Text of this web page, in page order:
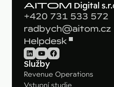
AITOM Digital
+420 731 533 572
radbych@aitom.cz
Helpdesk
LinkedIn
YouTube
Facebook
Služby
Revenue Operations
Vstupní studie